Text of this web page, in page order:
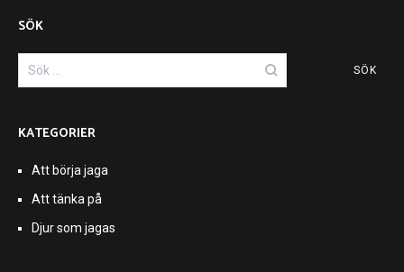
SÖK
Sök
efter:
KATEGORIER
Att börja jaga
Att tänka på
Djur som jagas